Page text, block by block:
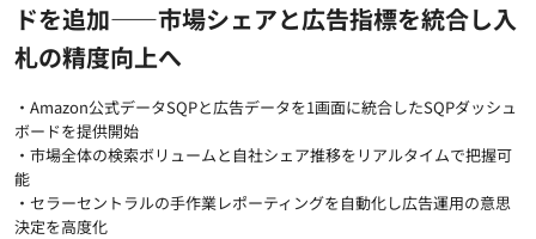
ドを追加——市場シェアと広告指標を統合し入
札の精度向上へ
・Amazon公式データSQPと広告データを1画面に統合したSQPダッシュ
ボードを提供開始
・市場全体の検索ボリュームと自社シェア推移をリアルタイムで把握可
能
・セラーセントラルの手作業レポーティングを自動化し広告運用の意思
決定を高度化